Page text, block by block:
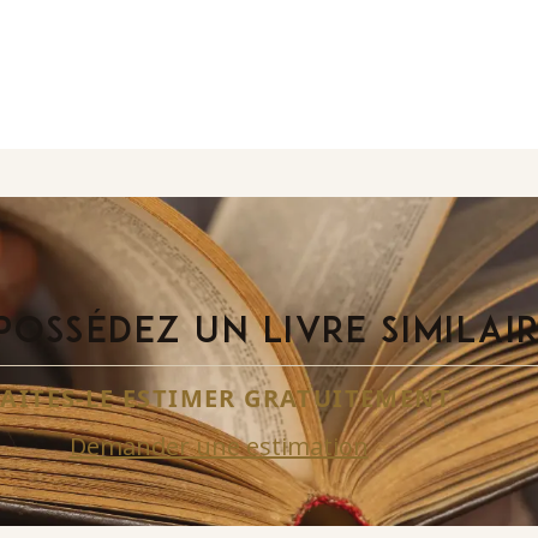
UN LIVRE
LE ESTIMER GRATUITEMENT
Demander une estimation